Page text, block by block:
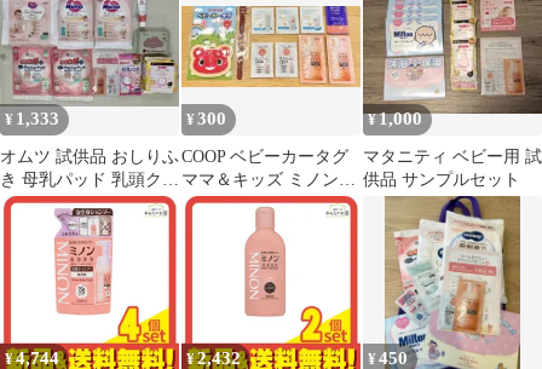
乾燥対策 弱酸性 低刺激
性 【医薬部外品】
ア ボディソープ 石けん
[ネコポス]
¥ 1,333
オムツ 試供品 おしりふ
き 母乳パッド 乳頭クリ
ーム 全身シャンプー 保
湿ミルク
¥300
COOP ベビーカータグ
ママ＆キッズ ミノン試
供品セット
¥1,000
マタニティ ベビー用 試
供品 サンプルセット
¥4,744 ¥2,432 ¥450